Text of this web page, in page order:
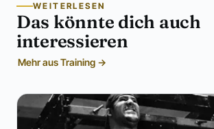
WEITERLESEN
Das könnte dich auch
interessieren
Mehr aus Training →